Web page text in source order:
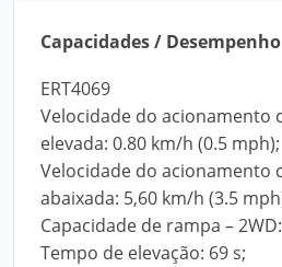
Capacidades / Desempenho
ERT4069
Velocidade do acionamento
elevada: 0.80 km/h (0.5 mph);
Velocidade do acionamento
abaixada: 5,60 km/h (3.5
Capacidade de rampa –
Tempo de elevação: 69 s;